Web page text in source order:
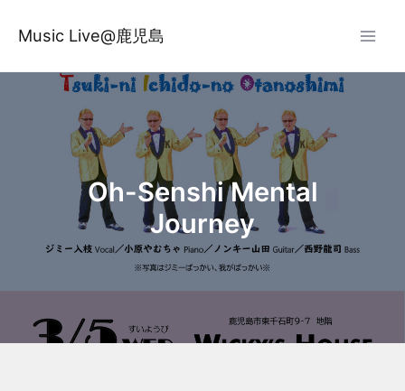
ス
Music Live@鹿児島
Oh-Senshi Mental
Journey